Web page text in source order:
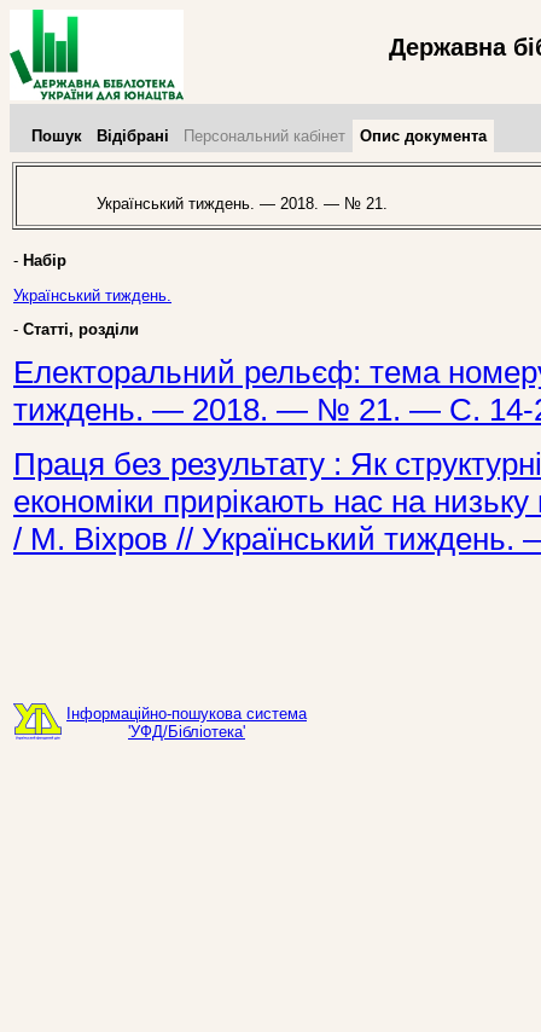
Державна
Пошук Відібрані Персональний кабінет Опис документа
Український тиждень. — 2018. — № 21.
- Набір
Український тиждень.
- Статті, розділи
Електоральний рельєф: тема
тиждень. — 2018. — № 21. — С. 14-
Праця без результату : Як
економіки прирікають нас на низьку
/ М. Віхров // Український
Інформаційно-пошукова система
'УФД/Бібліотека'